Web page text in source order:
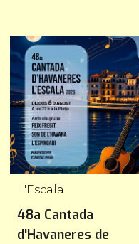
L'Escala
48a Cantada
d'Havaneres de